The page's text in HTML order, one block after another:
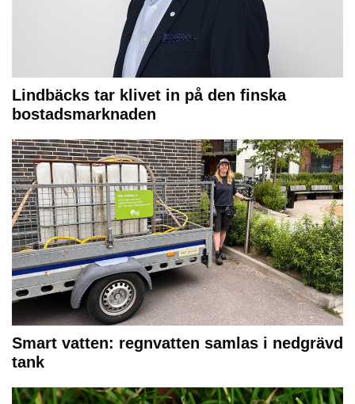
Lindbäcks tar klivet in på den finska
bostadsmarknaden
Smart vatten: regnvatten samlas i nedgrävd
tank